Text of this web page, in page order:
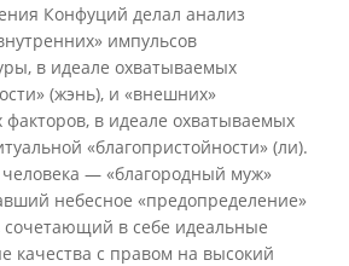
Конфуций делал анализ
импульсов
в идеале охватываемых
(жэнь), и «внешних»
в идеале охватываемых
«благопристойности» (ли).
— «благородный муж»
небесное «предопределение»
сочетающий в себе идеальные
качества с правом на высокий